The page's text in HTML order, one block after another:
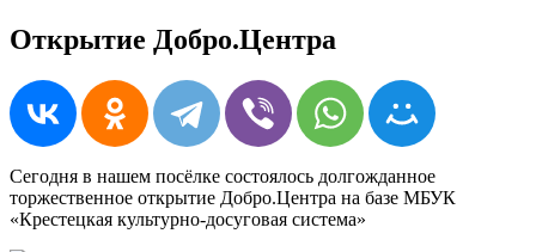
Открытие Добро.Центра
Сегодня в нашем посёлке состоялось долгожданное
торжественное открытие Добро.Центра на базе МБУК
«Крестецкая культурно-досуговая система»